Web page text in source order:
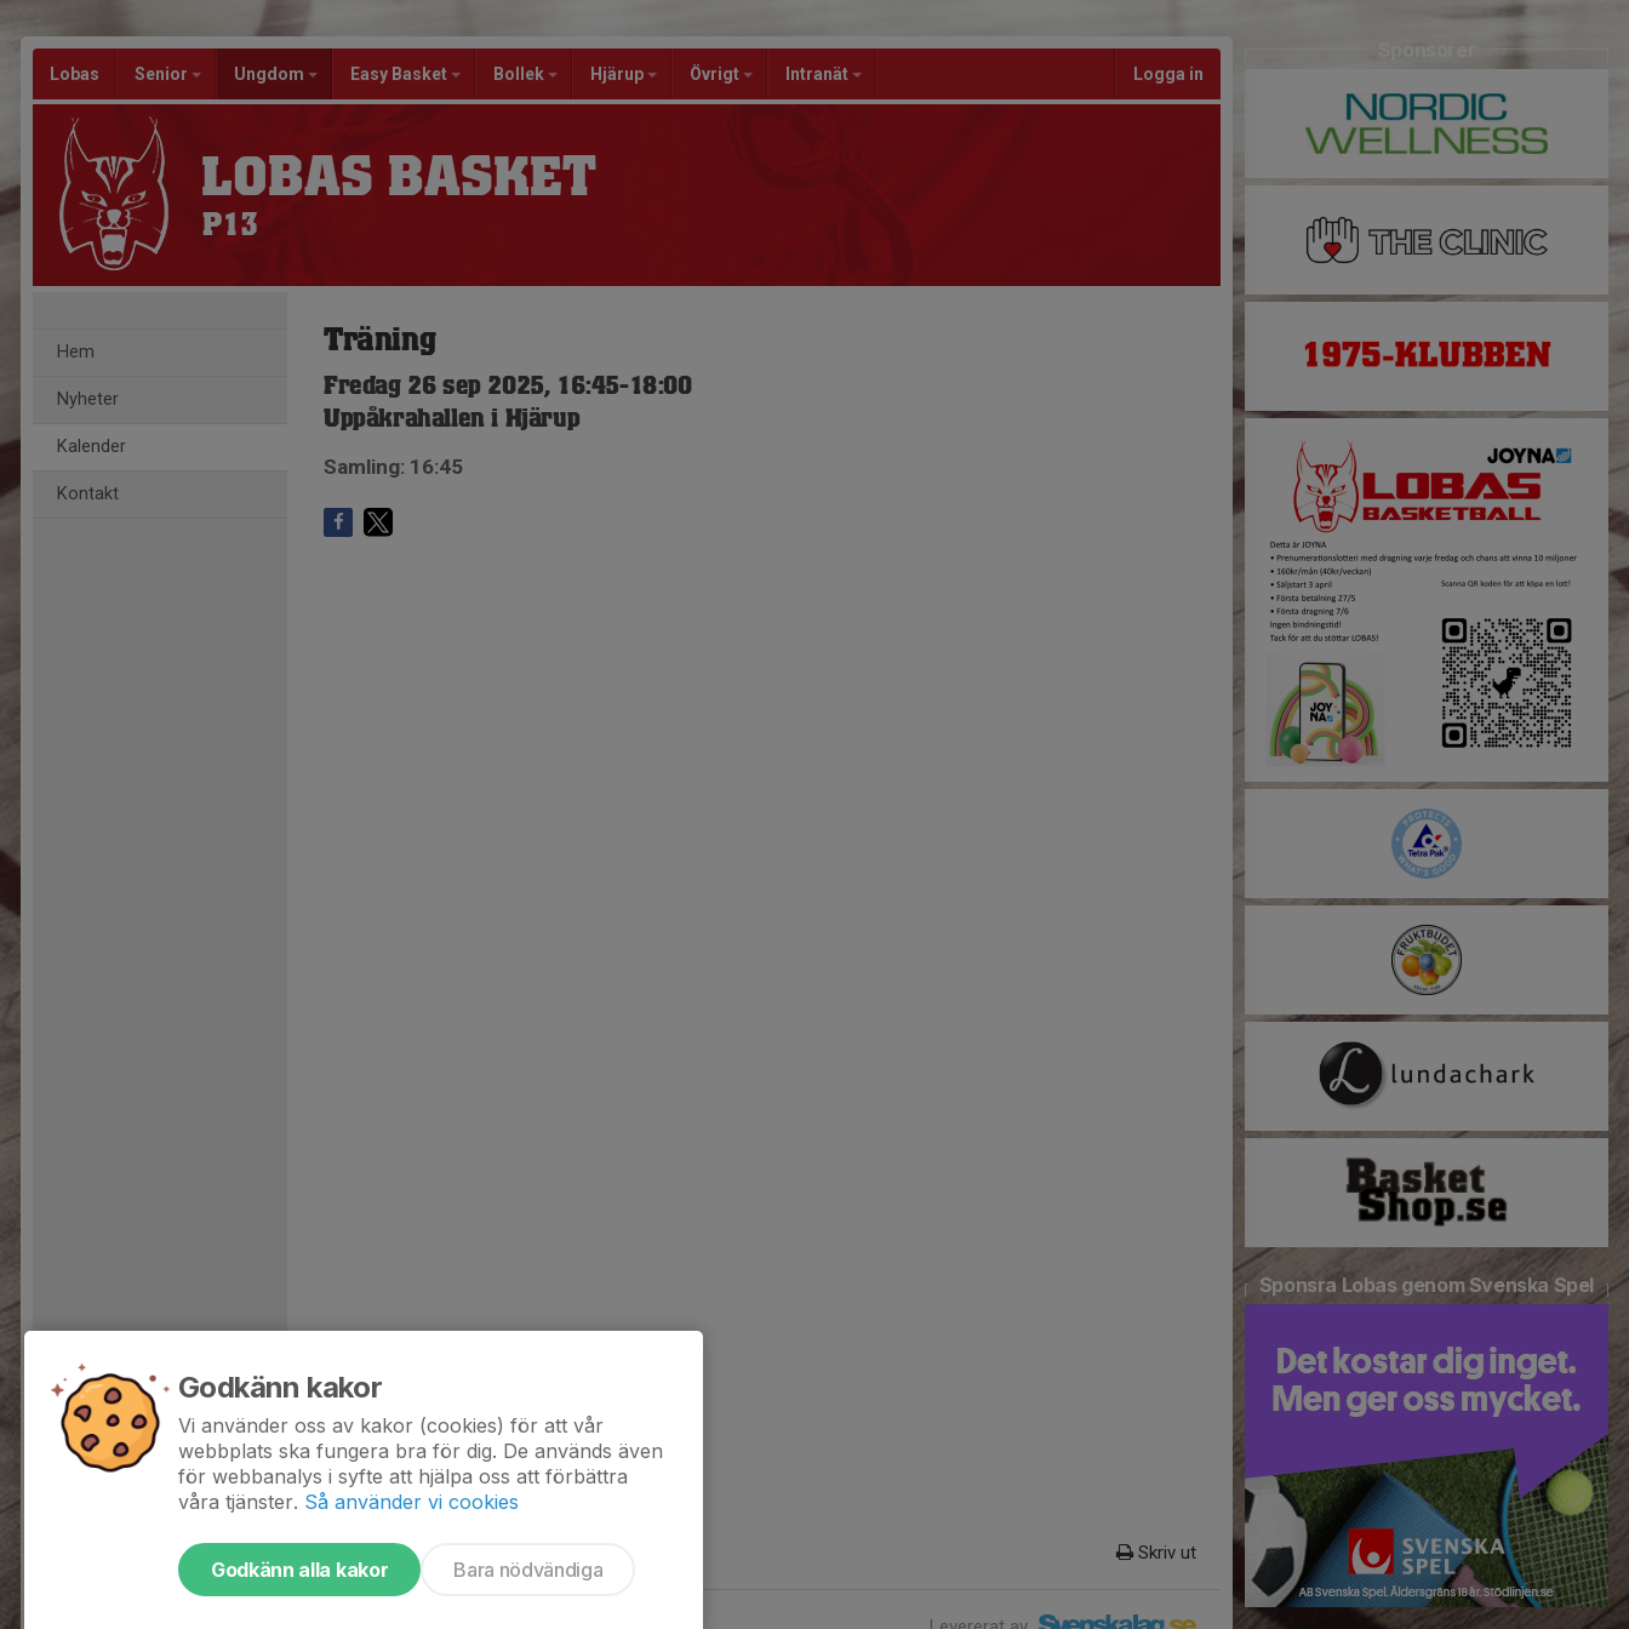
Lobas Senior Ungdom Easy Basket Bollek Hjärup Övrigt Intranät Logga in
LOBAS BASKET
P13
Hem
Nyheter
Kalender
Kontakt
Träning
Fredag 26 sep 2025, 16:45-18:00
Uppåkrahallen i Hjärup
Samling: 16:45
Skriv ut
Sponsorer
Sponsra Lobas genom Svenska Spel
Godkänn kakor
Vi använder oss av kakor (cookies) för att vår
webbplats ska fungera bra för dig. De används även
för webbanalys i syfte att hjälpa oss att förbättra
våra tjänster. Så använder vi cookies
Godkänn alla kakor Bara nödvändiga